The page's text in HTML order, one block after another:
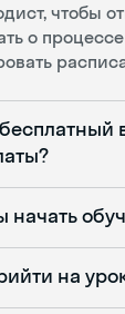
чтобы
о
начать
на